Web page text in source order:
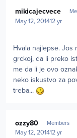
mikicajecvece
May 12, 201412 yr
Hvala najlepse. Jos
grckoj, da li preko
me da li je ovo
neko iskustvo za
treba...
ozzy80 Members
May 12, 201412 yr